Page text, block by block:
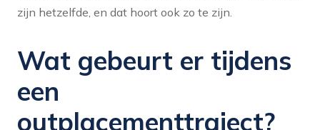
zijn hetzelfde, en dat hoort ook zo te zijn.
Wat gebeurt er tijdens
een
outplacementtraject?